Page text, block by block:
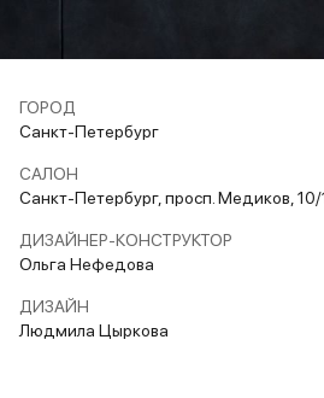
ГОРОД
Санкт-Петербург
САЛОН
Санкт-Петербург, просп. Медиков, 10/
ДИЗАЙНЕР-КОНСТРУКТОР
Ольга Нефедова
ДИЗАЙН
Людмила Цыркова